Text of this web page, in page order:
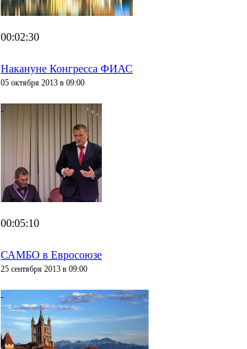
00:02:30
Накануне Конгресса ФИАС
05 октября 2013 в 09:00
00:05:10
САМБО в Евросоюзе
25 сентября 2013 в 09:00